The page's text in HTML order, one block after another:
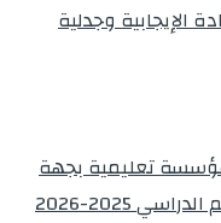
الإيجابية وجدلية
نوفل كديلي يتفقد 39 مؤسسة تعليمية بجهة
2025-2026